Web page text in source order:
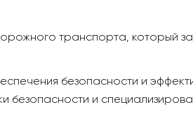
транспорта, который
безопасности и
безопасности и